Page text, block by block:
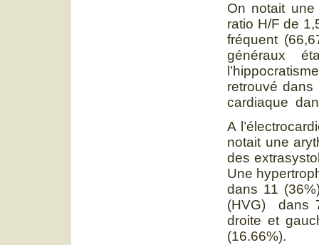
On notait
ratio H/F de
fréquent
généraux
retrouvé
cardiaque
A
notait une
des
Une
dans 11
(HVG) dans
droite et
(16.66%).